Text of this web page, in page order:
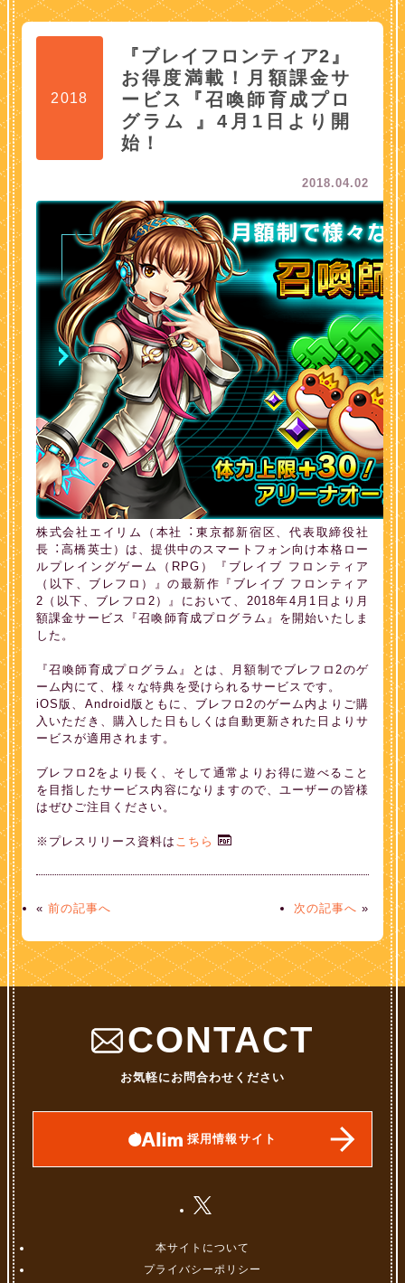
2018
『ブレイフロンティア2』
お得度満載！月額課金サ
ービス『召喚師育成プロ
グラム 』4月1日より開
始！
2018.04.02
株式会社エイリム（本社︓東京都新宿区、代表取締役社
長︓高橋英士）は、提供中のスマートフォン向け本格ロー
ルプレイングゲーム（RPG）『ブレイブ フロンティア
（以下、ブレフロ）』の最新作『ブレイブ フロンティア
2（以下、ブレフロ2）』において、2018年4月1日より月
額課金サービス『召喚師育成プログラム』を開始いたしま
した。
『召喚師育成プログラム』とは、月額制でブレフロ2のゲ
ーム内にて、様々な特典を受けられるサービスです。
iOS版、Android版ともに、ブレフロ2のゲーム内よりご購
入いただき、購入した日もしくは自動更新された日よりサ
ービスが適用されます。
ブレフロ2をより長く、そして通常よりお得に遊べること
を目指したサービス内容になりますので、ユーザーの皆様
はぜひご注目ください。
※プレスリリース資料は こちら
«前の記事へ 次の記事へ »
CONTACT
お気軽にお問合わせください
採用情報サイト
本サイトについて
プライバシーポリシー